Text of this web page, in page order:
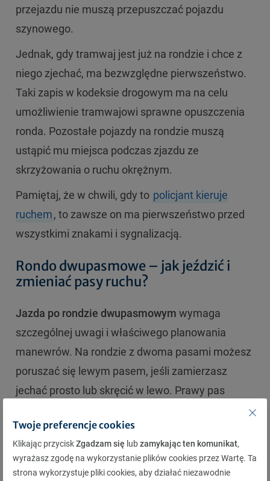
przejazdu nie muszą przepuszczać pojazdu
szynowego.
Jednak, gdy tramwaj jest już na rondzie i chce z
niego zjechać, ma bezwzględne pierwszeństwo.
Taki zapis w kodeksie drogowym ma na celu
umożliwienie tramwajowi sprawne opuszczenia
ronda. Pozostałe pojazdy na rondzie muszą
ustąpić mu miejsca podczas zjazdu ze
skrzyżowania o ruchu okrężnym.
Pamiętaj, że w chwili, gdy to policjant kieruje
ruchem, to zawsze on ma pierwszeństwo przed
wszystkimi znakami i sygnalizacją.
Rondo dwupasmowe – jak jeździć i
zmieniać pasy ruchu?
Jazda po rondzie dwupasmowym wymaga
szczególnej uwagi i właściwego planowania
manewrów. Na rondzie z dwoma pasami możesz
poruszać się lewym pasem, jeśli zamierzasz
jechać prosto lub skręcić w lewo. Prawy pas
ewentualnie do jazdy na wprost.
Zmiana pasa na rondzie podlega zasadzie prawej
ręki – ustępujesz pierwszeństwa pojazdowi z
Twoje preferencje cookies
Klikając przyciskZgadzam się lubzamykając ten komunikat,
wyrażasz zgodę na wykorzystanie plików cookies przez Wartę. Ta
strona wykorzystuje pliki cookies, aby działać niezawodnie